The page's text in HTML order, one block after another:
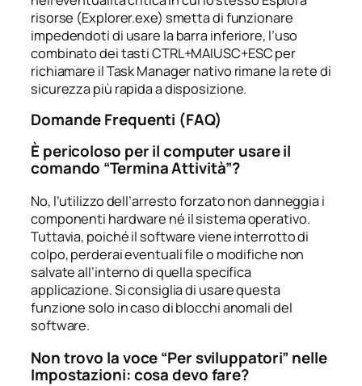
risorse (Explorer.exe) smetta di funzionare
impedendoti di usare la barra inferiore, l’uso
combinato dei tasti CTRL+MAIUSC+ESC per
richiamare il Task Manager nativo rimane la rete di
sicurezza più rapida a disposizione.
Domande Frequenti (FAQ)
È pericoloso per il computer usare il
comando “Termina Attività”?
No, l’utilizzo dell’arresto forzato non danneggia i
componenti hardware né il sistema operativo.
Tuttavia, poiché il software viene interrotto di
colpo, perderai eventuali file o modifiche non
salvate all’interno di quella specifica
applicazione. Si consiglia di usare questa
funzione solo in caso di blocchi anomali del
software.
Non trovo la voce “Per sviluppatori” nelle
Impostazioni: cosa devo fare?